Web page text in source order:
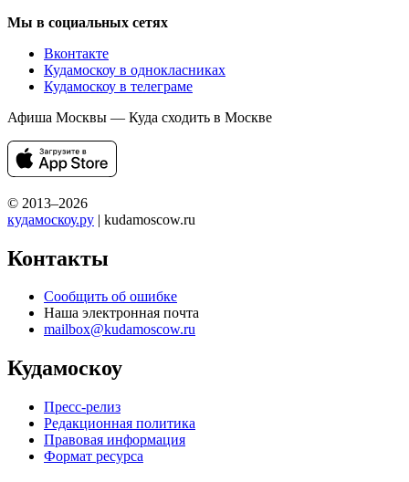
Мы в социальных сетях
Вконтакте
Кудамоскоу в однокласниках
Кудамоскоу в телеграме
Афиша Москвы — Куда сходить в Москве
© 2013–2026
кудамоскоу.ру | kudamoscow.ru
Контакты
Сообщить об ошибке
Наша электронная почта
mailbox@kudamoscow.ru
Кудамоскоу
Пресс-релиз
Редакционная политика
Правовая информация
Формат ресурса